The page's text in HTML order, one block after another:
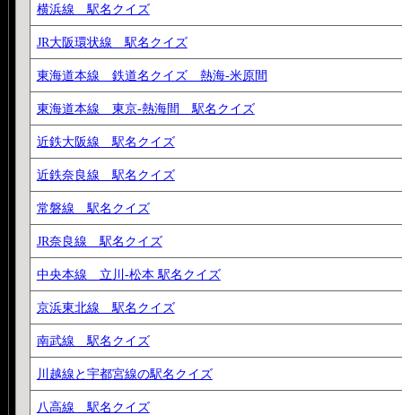
横浜線 駅名クイズ
JR大阪環状線 駅名クイズ
東海道本線 鉄道名クイズ 熱海-米原間
東海道本線 東京-熱海間 駅名クイズ
近鉄大阪線 駅名クイズ
近鉄奈良線 駅名クイズ
常磐線 駅名クイズ
JR奈良線 駅名クイズ
中央本線 立川-松本 駅名クイズ
京浜東北線 駅名クイズ
南武線 駅名クイズ
川越線と宇都宮線の駅名クイズ
八高線 駅名クイズ